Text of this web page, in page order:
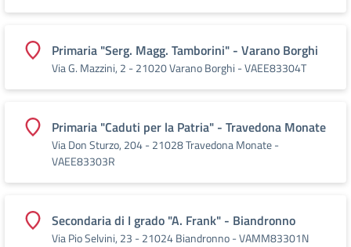
Primaria "Serg. Magg. Tamborini" - Varano Borghi
Via G. Mazzini, 2 - 21020 Varano Borghi - VAEE83304T
Primaria "Caduti per la Patria" - Travedona Monate
Via Don Sturzo, 204 - 21028 Travedona Monate -
VAEE83303R
Secondaria di I grado "A. Frank" - Biandronno
Via Pio Selvini, 23 - 21024 Biandronno - VAMM83301N